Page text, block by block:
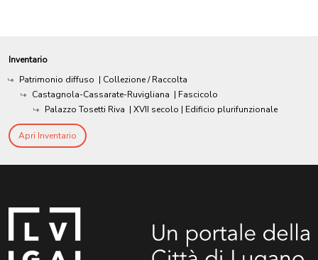
Inventario
Patrimonio diffuso | Collezione / Raccolta
Castagnola-Cassarate-Ruvigliana | Fascicolo
Palazzo Tosetti Riva | XVII secolo | Edificio plurifunzionale
Apri Inventario